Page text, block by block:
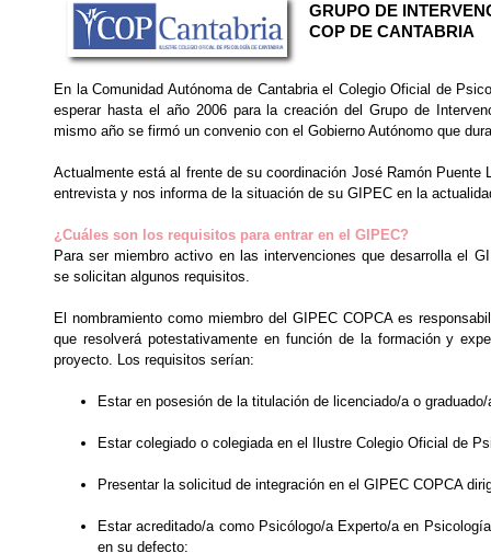
GRUPO DE
COP DE CANTABRIA
En la Comunidad Autónoma de Cantabria el Colegio Oficial de
esperar hasta el año 2006 para la creación del Grupo de
mismo año se firmó un convenio con el Gobierno Autónomo que
Actualmente está al frente de su coordinación José Ramón Puente
entrevista y nos informa de la situación de su GIPEC en la
¿Cuáles son los requisitos para entrar en el GIPEC?
Para ser miembro activo en las intervenciones que desarrolla el
se solicitan algunos requisitos.
El nombramiento como miembro del GIPEC COPCA es
que resolverá potestativamente en función de la formación y
proyecto. Los requisitos serían:
Estar en posesión de la titulación de licenciado/a o
Estar colegiado o colegiada en el Ilustre Colegio Oficial de
Presentar la solicitud de integración en el GIPEC COPCA
Estar acreditado/a como Psicólogo/a Experto/a en
en su defecto: